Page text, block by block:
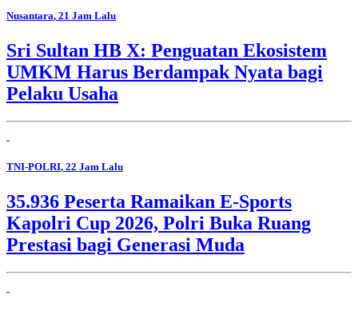
Nusantara, 21 Jam Lalu
Sri Sultan HB X: Penguatan Ekosistem
UMKM Harus Berdampak Nyata bagi
Pelaku Usaha
TNI-POLRI, 22 Jam Lalu
35.936 Peserta Ramaikan E-Sports
Kapolri Cup 2026, Polri Buka Ruang
Prestasi bagi Generasi Muda